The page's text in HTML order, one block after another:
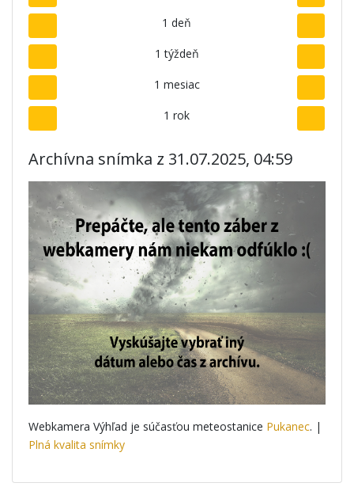
1 deň
1 týždeň
1 mesiac
1 rok
Archívna snímka z 31.07.2025, 04:59
Webkamera Výhľad je súčasťou meteostanice Pukanec. |
Plná kvalita snímky